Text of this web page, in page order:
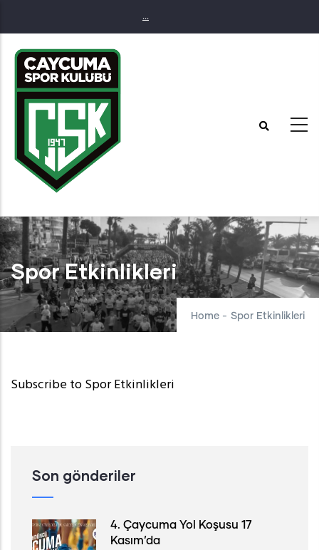
to
main
content
...
Spor Etkinlikleri
Home - Spor Etkinlikleri
Subscribe to Spor Etkinlikleri
Son gönderiler
4. Çaycuma Yol Koşusu 17
Kasım’da